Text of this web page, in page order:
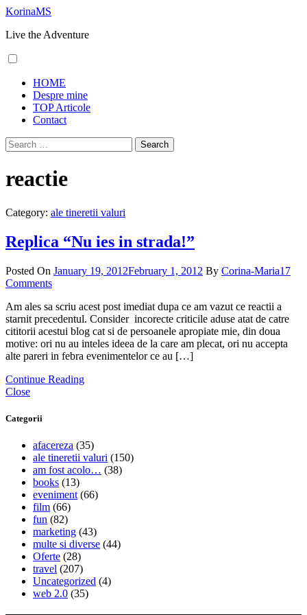
Skip
content
KorinaMS
Live the Adventure
Menu
HOME
Despre mine
TOP Articole
Contact
Search
for:
reactie
Category: ale tineretii valuri
Replica “Nu ies in strada!”
Posted On January 19, 2012February 1, 2012 By Corina-Maria17
Comments
Am ales sa scriu acest post imediat dupa ce am vazut ce reactii a
starnit precedentul. Consider incorecte criticile aduse atat de catre
cititorii acestui blog cat si de persoanele apropiate mie, din doua
motive: ori nu au inteles ideea de la care am plecat, ori nu accepta
alte pareri in febra evenimentelor ce au […]
Continue Reading
Close
Categorii
afacereza (35)
ale tineretii valuri (150)
am fost acolo… (38)
books (13)
eveniment (66)
film (66)
fun (82)
marketing (43)
multe si diverse (44)
Oferte (28)
travel (207)
Uncategorized (4)
web 2.0 (35)